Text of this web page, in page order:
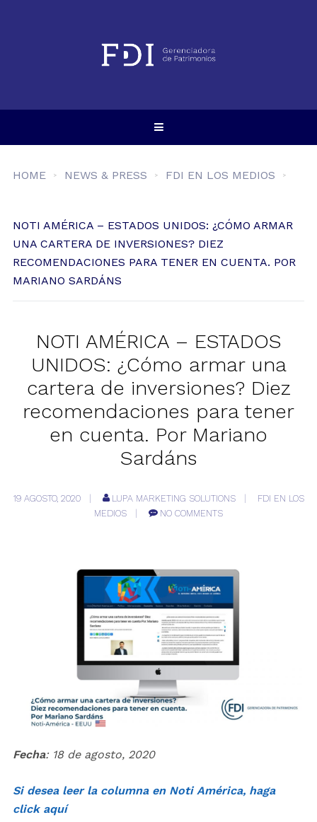
HOME NEWS & PRESS FDI EN LOS MEDIOS
NOTI AMÉRICA – ESTADOS UNIDOS: ¿CÓMO ARMAR
UNA CARTERA DE INVERSIONES? DIEZ
RECOMENDACIONES PARA TENER EN CUENTA. POR
MARIANO SARDÁNS
NOTI AMÉRICA – ESTADOS
UNIDOS: ¿Cómo armar una
cartera de inversiones? Diez
recomendaciones para tener
en cuenta. Por Mariano
Sardáns
19 AGOSTO, 2020 LUPA MARKETING SOLUTIONS
FDI EN LOS
MEDIOS
NO COMMENTS
Fecha: 18 de agosto, 2020
Si desea leer la columna en Noti América, haga
click aquí